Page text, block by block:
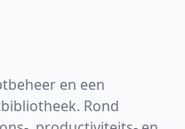
en een
Rond